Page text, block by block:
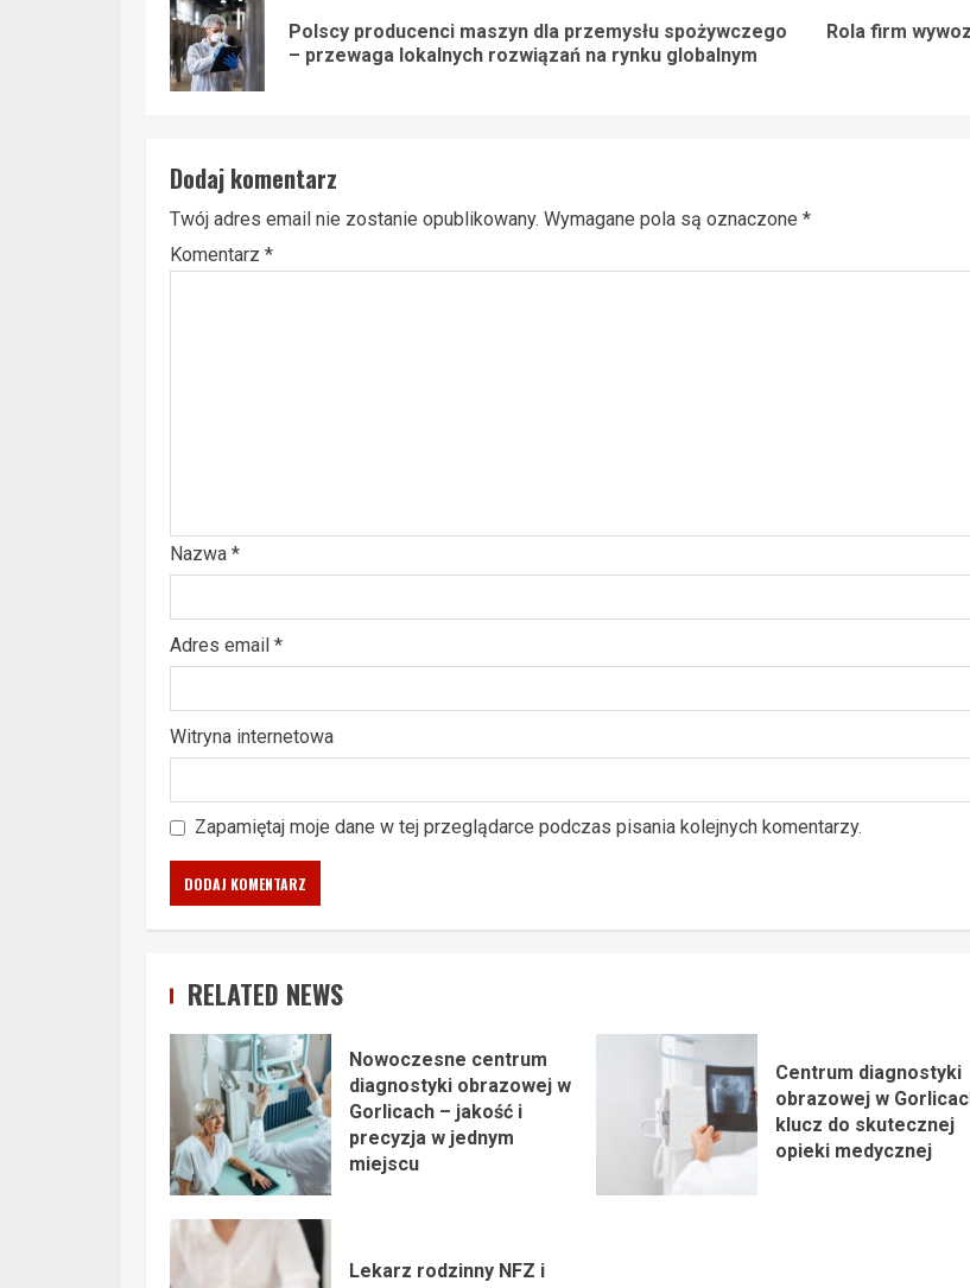
navigation
Previous
Polscy producenci maszyn dla przemysłu spożywczego
– przewaga lokalnych rozwiązań na rynku globalnym
NextRola firm
Dodaj komentarz
Twój adres email nie zostanie opublikowany. Wymagane pola są oznaczone *
Komentarz *
Nazwa *
Adres email *
Witryna internetowa
Zapamiętaj moje dane w tej przeglądarce podczas pisania kolejnych komentarzy.
RELATED NEWS
Nowoczesne centrum
diagnostyki obrazowej w
Gorlicach – jakość i
precyzja w jednym
miejscu
Centrum diagnostyki
obrazowej w
klucz do skutecznej
opieki medycznej
Lekarz rodzinny NFZ i